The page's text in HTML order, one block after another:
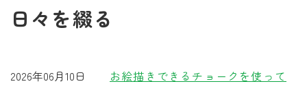
日々を綴る
お絵描きできるチョークを使って
2026年06月10日